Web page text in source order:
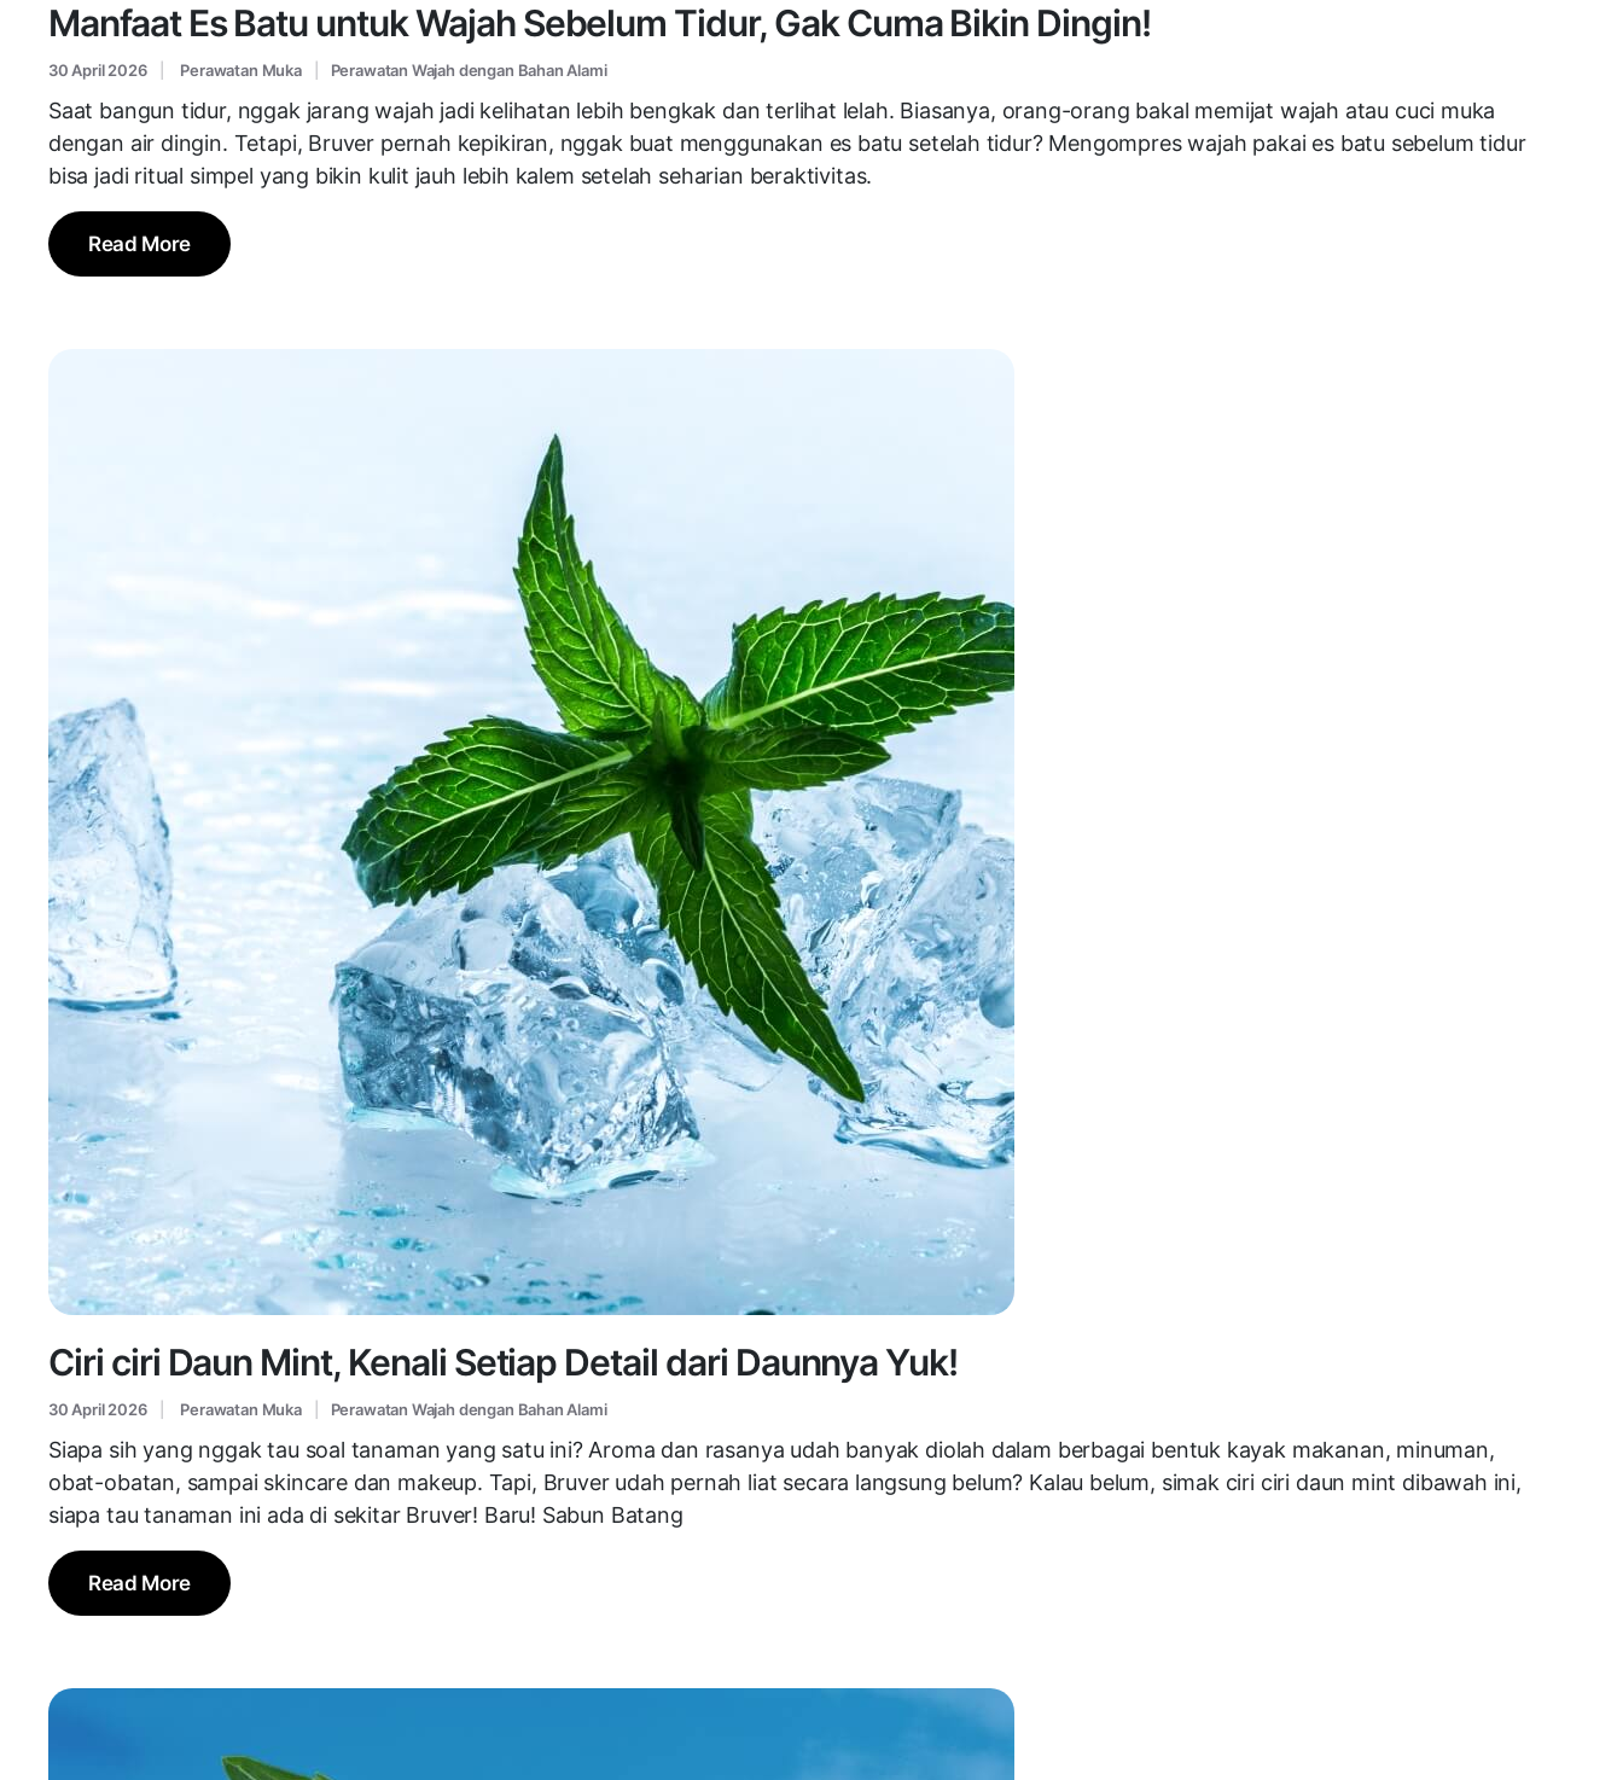
Manfaat Es Batu untuk Wajah Sebelum Tidur, Gak Cuma Bikin Dingin!
30 April 2026 Perawatan Muka Perawatan Wajah dengan Bahan Alami
Saat bangun tidur, nggak jarang wajah jadi kelihatan lebih bengkak dan terlihat lelah. Biasanya, orang-orang bakal memijat wajah atau cuci muka
dengan air dingin. Tetapi, Bruver pernah kepikiran, nggak buat menggunakan es batu setelah tidur? Mengompres wajah pakai es batu sebelum tidur
bisa jadi ritual simpel yang bikin kulit jauh lebih kalem setelah seharian beraktivitas.
Read More
Ciri ciri Daun Mint, Kenali Setiap Detail dari Daunnya Yuk!
30 April 2026 Perawatan Muka Perawatan Wajah dengan Bahan Alami
Siapa sih yang nggak tau soal tanaman yang satu ini? Aroma dan rasanya udah banyak diolah dalam berbagai bentuk kayak makanan, minuman,
obat-obatan, sampai skincare dan makeup. Tapi, Bruver udah pernah liat secara langsung belum? Kalau belum, simak ciri ciri daun mint dibawah ini,
siapa tau tanaman ini ada di sekitar Bruver! Baru! Sabun Batang
Read More